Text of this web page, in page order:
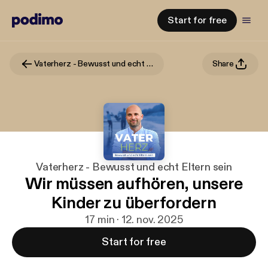
Start for free
Vaterherz - Bewusst und echt Eltern sein Share
Vaterherz - Bewusst und echt Eltern sein
Wir müssen aufhören, unsere
Kinder zu überfordern
17 min · 12. nov. 2025
Start for free